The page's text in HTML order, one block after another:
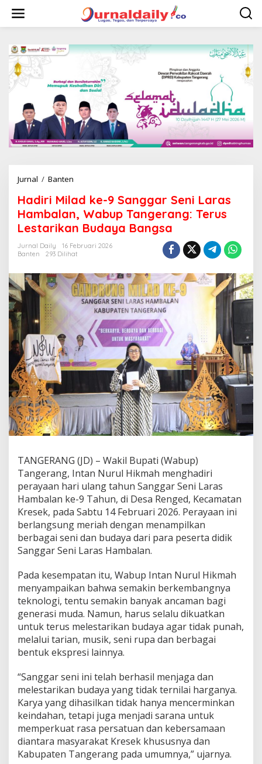
w
Jurnal / Banten
d
i
r
i
M
i
a
d
k
S
a
n
g
r
S
e
n
a
r
a
H
a
m
b
a
n
,
W
a
u
p
T
n
e
r
a
n
:
T
Hadiri Milad ke-9 Sanggar Seni Laras
Hambalan, Wabup Tangerang: Terus
Lestarikan Budaya Bangsa
Jurnal Daily
16 Februari 2026
Banten
293 Dilihat
TANGERANG (JD) – Wakil Bupati (Wabup)
Tangerang, Intan Nurul Hikmah menghadiri
perayaan hari ulang tahun Sanggar Seni Laras
Hambalan ke-9 Tahun, di Desa Renged, Kecamatan
Kresek, pada Sabtu 14 Februari 2026. Perayaan ini
berlangsung meriah dengan menampilkan
berbagai seni dan budaya dari para peserta didik
Sanggar Seni Laras Hambalan.
Pada kesempatan itu, Wabup Intan Nurul Hikmah
menyampaikan bahwa semakin berkembangnya
teknologi, tentu semakin banyak ancaman bagi
generasi muda. Namun, harus selalu dikuatkan
untuk terus melestarikan budaya agar tidak punah,
melalui tarian, musik, seni rupa dan berbagai
bentuk ekspresi lainnya.
“Sanggar seni ini telah berhasil menjaga dan
melestarikan budaya yang tidak ternilai harganya.
Karya yang dihasilkan tidak hanya mencerminkan
keindahan, tetapi juga menjadi sarana untuk
memperkuat rasa persatuan dan kebersamaan
diantara masyarakat Kresek khususnya dan
Kabupaten Tangerang pada umumnya,” ujarnya.